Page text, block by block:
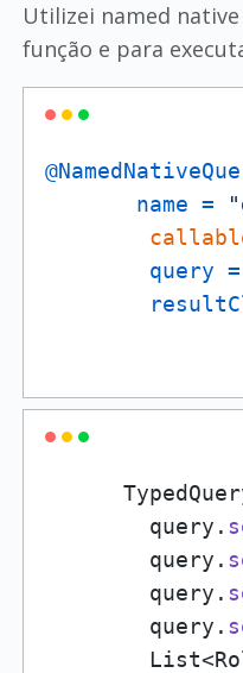
Utilizei named
função e para
       name =
        query =
        query.
        query.
        query.
        query.